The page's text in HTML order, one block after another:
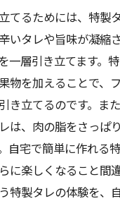
てるためには、特製
いタレや旨味が凝縮
一層引き立てます。
物を加えることで、
き立てるのです。ま
は、肉の脂をさっぱ
自宅で簡単に作れる
に楽しくなること間
特製タレの体験を、